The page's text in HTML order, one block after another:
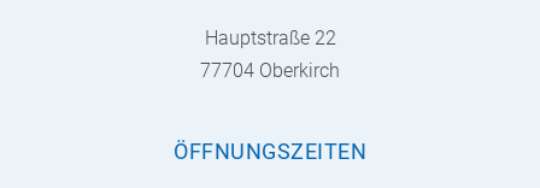
Hauptstraße 22
77704 Oberkirch
ÖFFNUNGSZEITEN